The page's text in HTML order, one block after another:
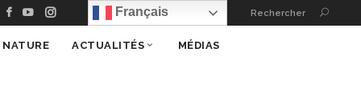
Français Rechercher
ACTUALITÉS MÉDIAS